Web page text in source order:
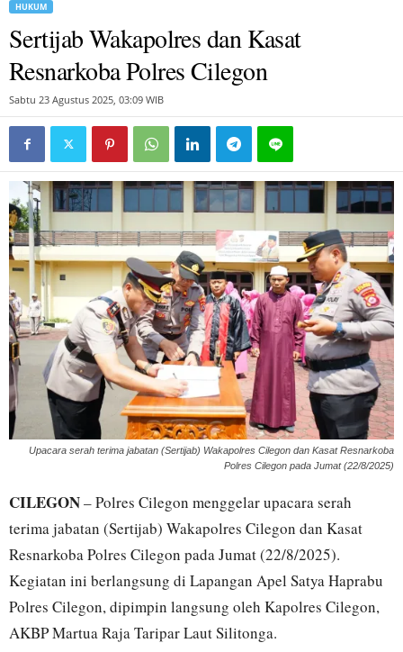
HUKUM
Sertijab Wakapolres dan Kasat
Resnarkoba Polres Cilegon
Sabtu 23 Agustus 2025, 03:09 WIB
Upacara serah terima jabatan (Sertijab) Wakapolres Cilegon dan Kasat Resnarkoba
Polres Cilegon pada Jumat (22/8/2025)
CILEGON– Polres Cilegon menggelar upacara serah
terima jabatan (Sertijab) Wakapolres Cilegon dan Kasat
Resnarkoba Polres Cilegon pada Jumat (22/8/2025).
Kegiatan ini berlangsung di Lapangan Apel Satya Haprabu
Polres Cilegon, dipimpin langsung oleh Kapolres Cilegon,
AKBP Martua Raja Taripar Laut Silitonga.